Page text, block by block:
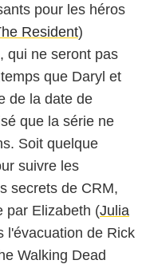
pour les héros
Resident)
qui ne seront pas
que Daryl et
de la date de
que la série ne
Soit quelque
suivre les
secrets de CRM,
par Elizabeth (Julia
l'évacuation de Rick
Walking Dead